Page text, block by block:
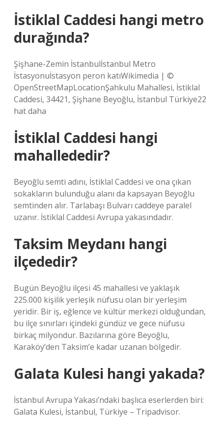
İstiklal Caddesi hangi metro
durağında?
Şişhane-Zemin İstanbulİstanbul Metro
İstasyonuİstasyon peron katıWikimedia | ©
OpenStreetMapLocationŞahkulu Mahallesi, İstiklal
Caddesi, 34421, Şişhane Beyoğlu, İstanbul Türkiye22
hat daha
İstiklal Caddesi hangi
mahallededir?
Beyoğlu semti adını, İstiklal Caddesi ve ona çıkan
sokakların bulunduğu alanı da kapsayan Beyoğlu
semtinden alır. Tarlabaşı Bulvarı caddeye paralel
uzanır. İstiklal Caddesi Avrupa yakasındadır.
Taksim Meydanı hangi
ilçededir?
Bugün Beyoğlu ilçesi 45 mahallesi ve yaklaşık
225.000 kişilik yerleşik nüfusu olan bir yerleşim
yeridir. Bir iş, eğlence ve kültür merkezi olduğundan,
bu ilçe sınırları içindeki gündüz ve gece nüfusu
birkaç milyondur. Bazılarına göre Beyoğlu,
Karaköy’den Taksim’e kadar uzanan bölgedir.
Galata Kulesi hangi yakada?
İstanbul Avrupa Yakası’ndaki başlıca eserlerden biri:
Galata Kulesi, İstanbul, Türkiye – Tripadvisor.